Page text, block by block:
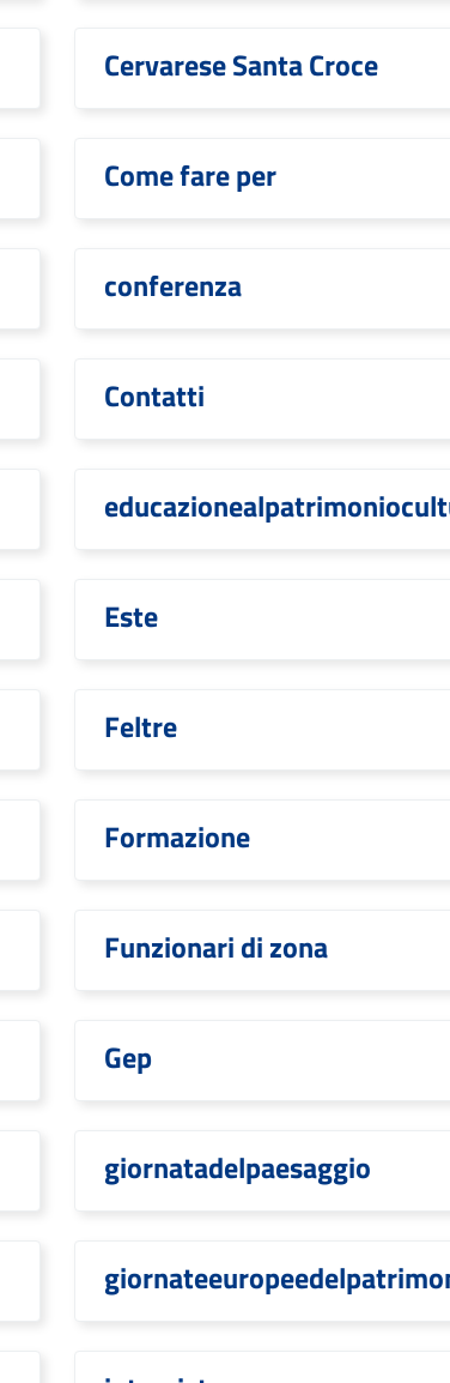
Cervarese Santa Croce
Come fare per
conferenza
Contatti
Este
Feltre
Formazione
Funzionari di zona
Gep
giornatadelpaesaggio